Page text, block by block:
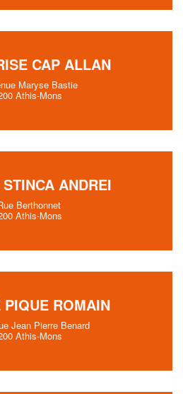
CAP ALLAN
Maryse Bastie
Athis-Mons
ANDREI
Berthonnet
Athis-Mons
PIQUE ROMAIN
Jean Pierre Benard
Athis-Mons